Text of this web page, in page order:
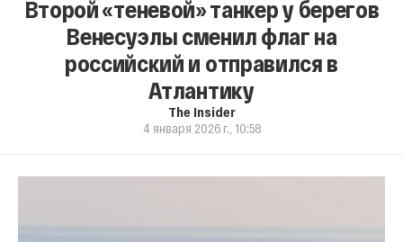
Второй «теневой» танкер у берегов
Венесуэлы сменил флаг на
российский и отправился в
Атлантику
The Insider
4 января 2026 г., 10:58